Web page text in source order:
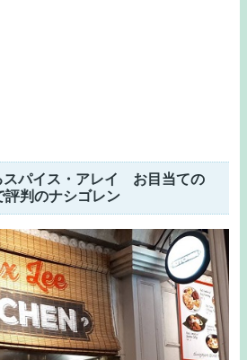
スパイス・アレイ お目当ての
判のナシゴレン